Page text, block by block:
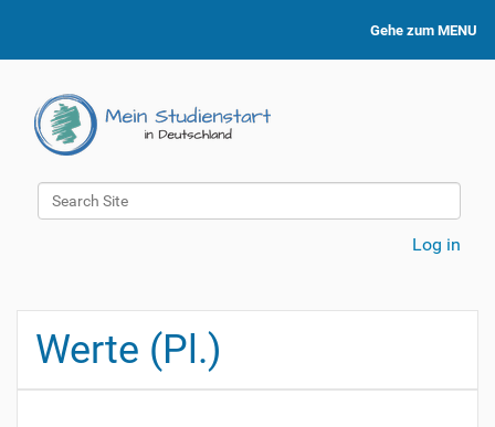
Gehe zum MENU
Search Site
Log in
Werte (Pl.)